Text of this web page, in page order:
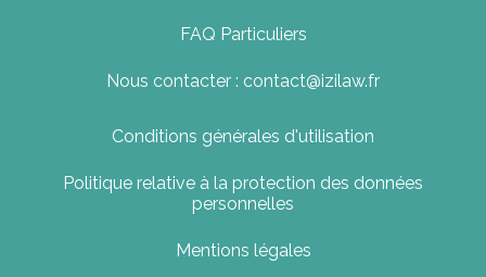
FAQ Particuliers
Nous contacter : contact@izilaw.fr
Conditions générales d'utilisation
Politique relative à la protection des données
personnelles
Mentions légales